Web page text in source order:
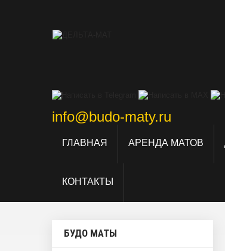
info@budo-maty.ru
ГЛАВНАЯ АРЕНДА МАТОВ
КОНТАКТЫ
БУДО МАТЫ